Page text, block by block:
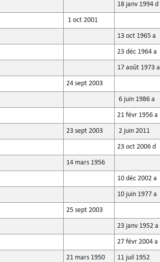
18 janv 1994 d
1 oct 2001
13 oct 1965 a
23 déc 1964 a
17 août 1973 a
24 sept 2003
6 juin 1986 a
21 févr 1956 a
23 sept 2003 2 juin 2011
23 oct 2006 d
14 mars 1956
10 déc 2002 a
10 juin 1977 a
25 sept 2003
23 janv 1952 a
27 févr 2004 a
21 mars 1950 11 juil 1952